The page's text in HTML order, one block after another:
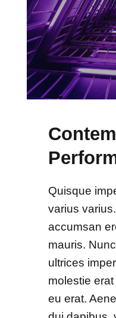
Quisque
varius
accumsan
mauris.
ultrices
molestie
eu erat.